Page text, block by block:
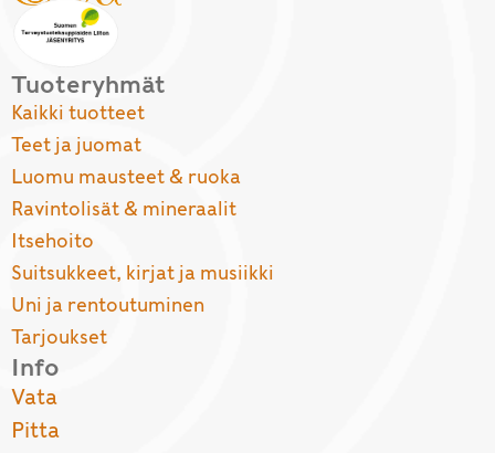
Tuoteryhmät
Kaikki tuotteet
Teet ja juomat
Luomu mausteet & ruoka
Ravintolisät & mineraalit
Itsehoito
Suitsukkeet, kirjat ja musiikki
Uni ja rentoutuminen
Tarjoukset
Info
Vata
Pitta